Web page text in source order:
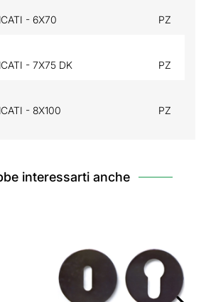
- 6X70
PZ
- 7X75 DK
PZ
- 8X100
PZ
interessarti anche